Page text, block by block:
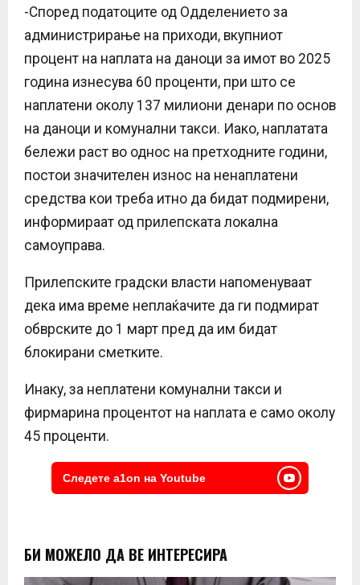
-Според податоците од Одделението за
администрирање на приходи, вкупниот
процент на наплата на даноци за имот во 2025
година изнесува 60 проценти, при што се
наплатени околу 137 милиони денари по основ
на даноци и комунални такси. Иако, наплатата
бележи раст во однос на претходните години,
постои значителен износ на ненаплатени
средства кои треба итно да бидат подмирени,
информираат од прилепската локална
самоуправа.
Прилепските градски власти напоменуваат
дека има време неплаќачите да ги подмират
обврските до 1 март пред да им бидат
блокирани сметките.
Инаку, за неплатени комунални такси и
фирмарина процентот на наплата е само околу
45 проценти.
Следете a1on на Youtube
БИ МОЖЕЛО ДА ВЕ ИНТЕРЕСИРА